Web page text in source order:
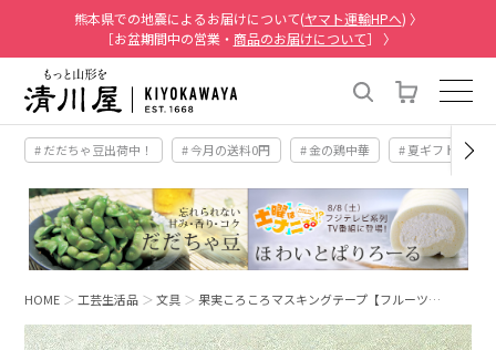
熊本県での地震によるお届けについて(ヤマト運輸HPへ) 〉
［お盆期間中の営業・ 商品のお届けについて］ 〉
# だだちゃ豆出荷中！ # 今月の送料0円 # 金の鶏中華 # 夏ギフト
HOME 工芸生活品 文具 果実ころころマスキングテープ【フルーツ…